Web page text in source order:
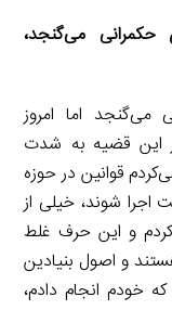
حکمرانی می‌گنجد،
می‌گنجد اما امروز
این قضیه به شدت
قوانین در حوزه
شوند، خیلی از
و این حرف غلط
و اصول بنیادین
خودم انجام دادم،